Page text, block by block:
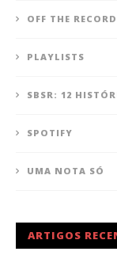
OFF THE RECORD
PLAYLISTS
SBSR: 12
SPOTIFY
UMA NOTA SÓ
ARTIGOS